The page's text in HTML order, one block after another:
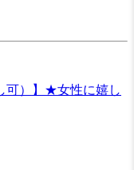
可）】★女性に嬉し